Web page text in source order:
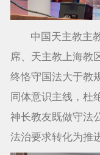
中国天主教主
席、天主教上海教
终恪守国法大于教
同体意识主线，杜
神长教友既做守法
法治要求转化为推